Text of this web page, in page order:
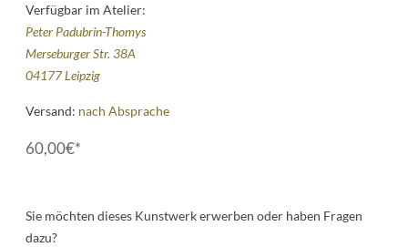
Verfügbar im Atelier:
Peter Padubrin-Thomys
Merseburger Str. 38A
04177 Leipzig
Versand: nach Absprache
60,00€*
Sie möchten dieses Kunstwerk erwerben oder haben Fragen
dazu?